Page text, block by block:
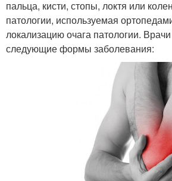
пальца, кисти, стопы, локтя или
патологии, используемая
локализацию очага патологии.
следующие формы заболевания: